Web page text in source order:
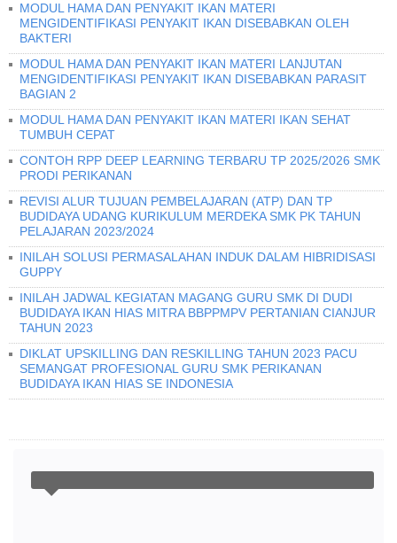
MODUL HAMA DAN PENYAKIT IKAN MATERI
MENGIDENTIFIKASI PENYAKIT IKAN DISEBABKAN OLEH
BAKTERI
MODUL HAMA DAN PENYAKIT IKAN MATERI LANJUTAN
MENGIDENTIFIKASI PENYAKIT IKAN DISEBABKAN PARASIT
BAGIAN 2
MODUL HAMA DAN PENYAKIT IKAN MATERI IKAN SEHAT
TUMBUH CEPAT
CONTOH RPP DEEP LEARNING TERBARU TP 2025/2026 SMK
PRODI PERIKANAN
REVISI ALUR TUJUAN PEMBELAJARAN (ATP) DAN TP
BUDIDAYA UDANG KURIKULUM MERDEKA SMK PK TAHUN
PELAJARAN 2023/2024
INILAH SOLUSI PERMASALAHAN INDUK DALAM HIBRIDISASI
GUPPY
INILAH JADWAL KEGIATAN MAGANG GURU SMK DI DUDI
BUDIDAYA IKAN HIAS MITRA BBPPMPV PERTANIAN CIANJUR
TAHUN 2023
DIKLAT UPSKILLING DAN RESKILLING TAHUN 2023 PACU
SEMANGAT PROFESIONAL GURU SMK PERIKANAN
BUDIDAYA IKAN HIAS SE INDONESIA